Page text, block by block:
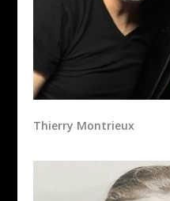
Thierry Montrieux